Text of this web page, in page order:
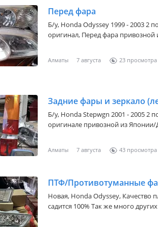
Перед фара
Б/y, Honda Odyssey 1999 - 2003 2
оригинал, Перед фара привозной
Алматы 7 августа 23
Задние фары и зеркало
Б/y, Honda Stepwgn 2001 - 2005 2
оригинале привозной из Японии/Дубая Доставка
Алматы 7 августа 43
ПТФ/Противотуманные
Новая, Honda Odyssey, Качество
садится 100% Так же много